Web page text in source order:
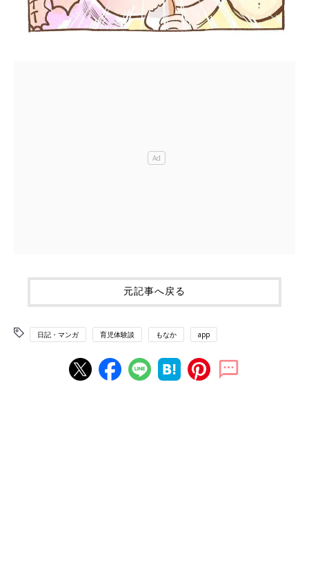
元記事へ戻る
日記・マンガ 育児体験談 もなか app